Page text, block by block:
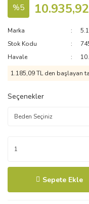
%5
Marka
Stok Kodu
Havale
1.185,09 TL den başlayan
Seçenekler
Sepete Ekle